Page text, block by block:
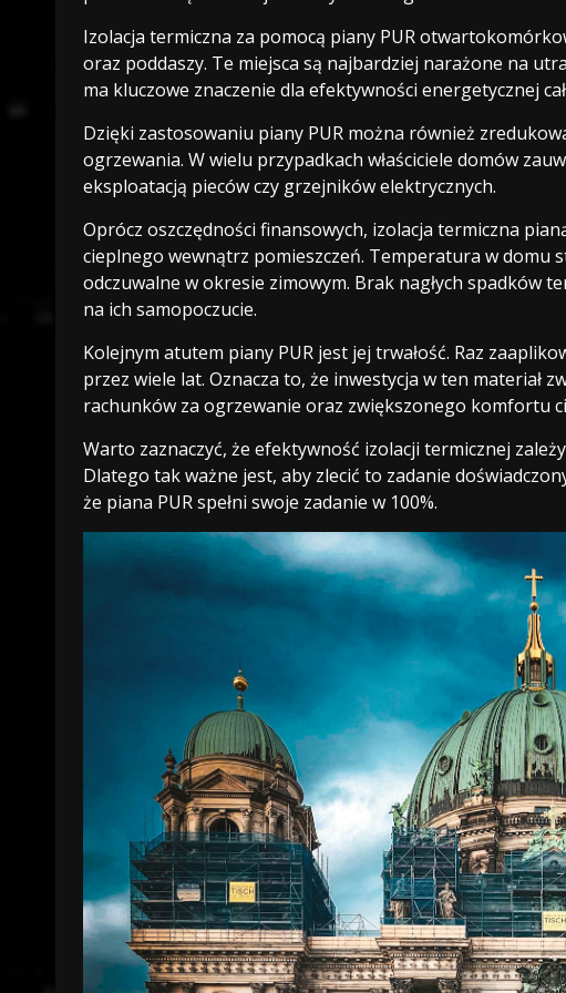
Izolacja termiczna za pomocą piany PUR
oraz poddaszy. Te miejsca są najbardziej narażone na
ma kluczowe znaczenie dla efektywności energetycznej
Dzięki zastosowaniu piany PUR można również
ogrzewania. W wielu przypadkach właściciele domów
eksploatacją pieców czy grzejników elektrycznych.
Oprócz oszczędności finansowych, izolacja termiczna
cieplnego wewnątrz pomieszczeń. Temperatura w domu
odczuwalne w okresie zimowym. Brak nagłych spadków
na ich samopoczucie.
Kolejnym atutem piany PUR jest jej trwałość. Raz
przez wiele lat. Oznacza to, że inwestycja w ten materiał
rachunków za ogrzewanie oraz zwiększonego komfortu
Warto zaznaczyć, że efektywność izolacji termicznej
Dlatego tak ważne jest, aby zlecić to zadanie
że piana PUR spełni swoje zadanie w 100%.